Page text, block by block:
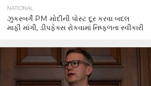
NATIONAL
ઝુકરબર્ગે PM મોદીની પોસ્ટ દૂર કરવા બદલ
માફી માંગી, ડીપફેક્સ રોકવામાં નિષ્ફળતા સ્વીકારી